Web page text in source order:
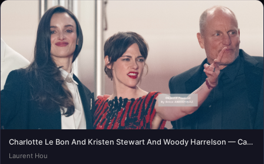
Charlotte Le Bon And Kristen Stewart And Woody Harrelson — Cannes International Film Festival
Laurent Hou